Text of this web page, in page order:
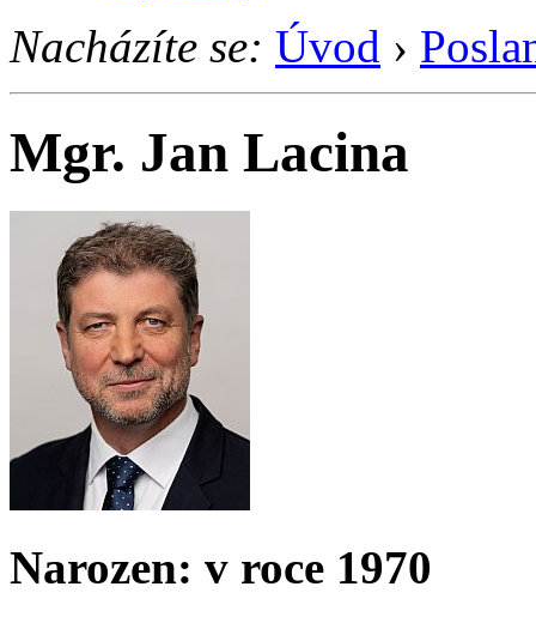
Nacházíte se: Úvod ›
Mgr. Jan Lacina
Narozen: v roce 1970